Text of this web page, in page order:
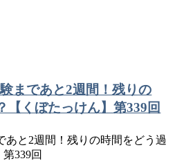
まであと2週間！残りの
【くぼたっけん】第339回
あと2週間！残りの時間をどう過
339回